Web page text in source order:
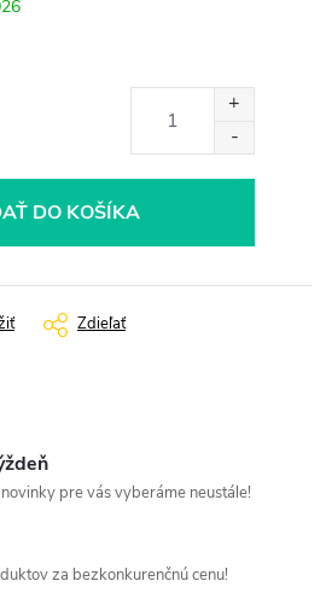
DO KOŠÍKA
Zdieľať
pre vás vyberáme neustále!
za bezkonkurenčnú cenu!